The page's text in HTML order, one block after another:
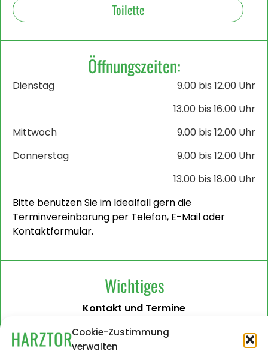
Cookie-Zustimmung
verwalten
Toilette
Öffnungszeiten:
Dienstag
9.00 bis 12.00 Uhr
13.00 bis 16.00 Uhr
Mittwoch
9.00 bis 12.00 Uhr
Donnerstag
9.00 bis 12.00 Uhr
13.00 bis 18.00 Uhr
Bitte benutzen Sie im Idealfall gern die
Terminvereinbarung per Telefon, E-Mail oder
Kontaktformular.
Wichtiges
Kontakt und Termine
Barrierefreiheit
Impressum